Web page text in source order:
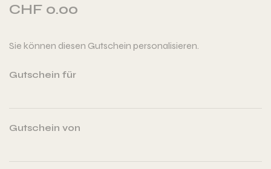
CHF 0.00
Sie können diesen Gutschein personalisieren.
Gutschein für
Gutschein von